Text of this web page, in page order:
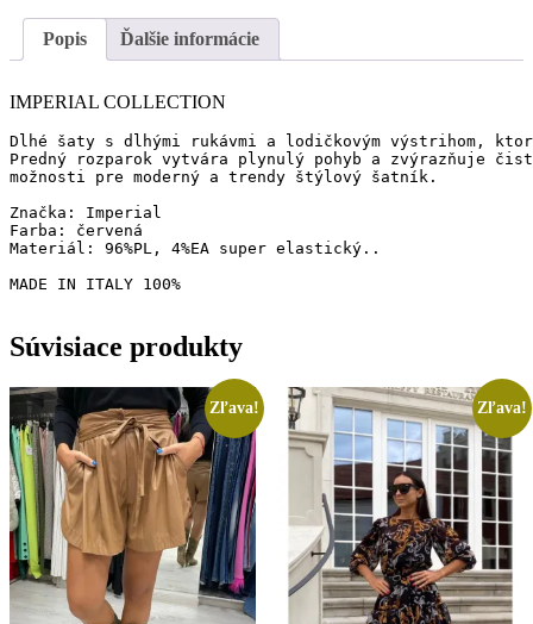
(Rosso)Popis Ďalšie informácie
IMPERIAL COLLECTION
Predný rozparok vytvára plynulý pohyb a zvýrazňuje
možnosti pre moderný a trendy štýlový šatník.
Značka: Imperial
Farba: červená
Materiál: 96%PL, 4%EA super elastický..
MADE IN ITALY 100%
Súvisiace produkty
Zľava! Zľava!